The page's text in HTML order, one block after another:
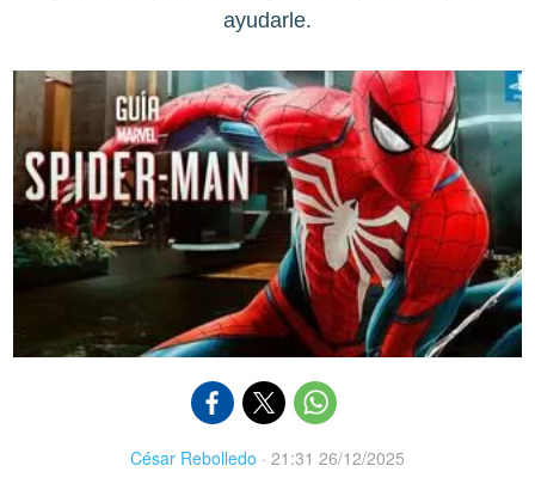
ayudarle.
César Rebolledo · 21:31 26/12/2025